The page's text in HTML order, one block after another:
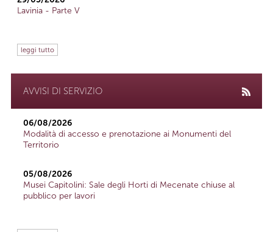
Lavinia - Parte V
leggi tutto
AVVISI DI SERVIZIO
06/08/2026
Modalità di accesso e prenotazione ai Monumenti del
Territorio
05/08/2026
Musei Capitolini: Sale degli Horti di Mecenate chiuse al
pubblico per lavori